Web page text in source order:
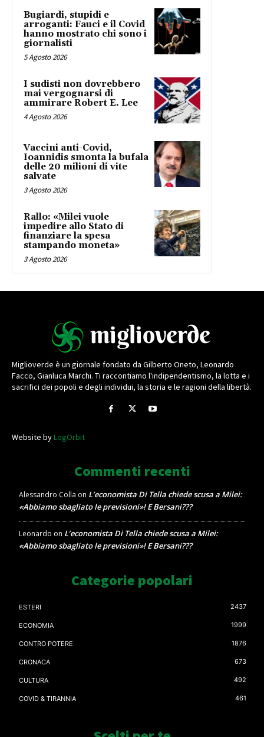
Bugiardi, stupidi e
arroganti: Fauci e il Covid
hanno mostrato chi sono i
giornalisti
5 Agosto 2026
I sudisti non dovrebbero
mai vergognarsi di
ammirare Robert E. Lee
4 Agosto 2026
Vaccini anti-Covid,
Ioannidis smonta la bufala
delle 20 milioni di vite
salvate
3 Agosto 2026
Rallo: «Milei vuole
impedire allo Stato di
finanziare la spesa
stampando moneta»
3 Agosto 2026
Miglioverde è un giornale fondato da Gilberto Oneto, Leonardo
Facco, Gianluca Marchi. Ti raccontiamo l'indipendentismo, la lotta e i
sacrifici dei popoli e degli individui, la storia e le ragioni della libertà.
Website byLogOrbit
Commenti recenti
Alessandro Colla on L’economista Di Tella chiede scusa a Milei:
«Abbiamo sbagliato le previsioni»! E Bersani???
Leonardo on L’economista Di Tella chiede scusa a Milei:
«Abbiamo sbagliato le previsioni»! E Bersani???
Categorie popolari
ESTERI 2437
ECONOMIA 1999
CONTRO POTERE 1876
CRONACA 673
CULTURA 492
COVID & TIRANNIA 461